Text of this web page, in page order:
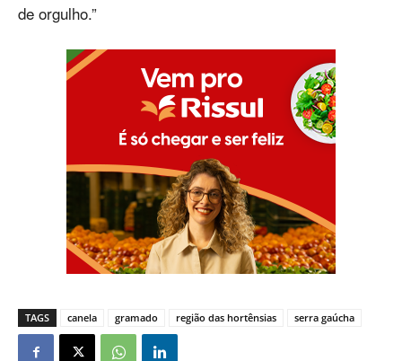
de orgulho.”
TAGS canela gramado região das hortênsias serra gaúcha